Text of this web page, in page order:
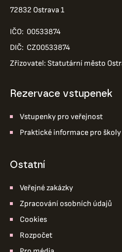
72832 Ostrava 1
IČO: 00533874
DIČ: CZ00533874
Zřizovatel: Statutární město
Rezervace vstupenek
Vstupenky pro veřejnost
Praktické informace pro školy
ostatní
Veřejné zakázky
Zpracování osobních údajů
Cookies
Rozpočet